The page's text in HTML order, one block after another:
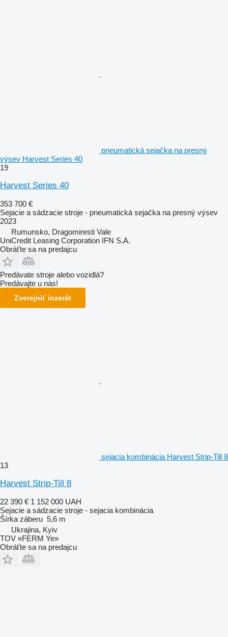
pneumatická sejačka na presný
výsev Harvest Series 40
19
Harvest Series 40
353 700 €
Sejacie a sádzacie stroje - pneumatická sejačka na presný výsev
2023
Rumunsko, Dragomiresti Vale
UniCredit Leasing Corporation IFN S.A.
Obráťte sa na predajcu
Predávate stroje alebo vozidlá?
Predávajte u nás!
Zverejniť inzerát
sejacia kombinácia Harvest Strip-Till 8
13
Harvest Strip-Till 8
22 390 € 1 152 000 UAH
Sejacie a sádzacie stroje - sejacia kombinácia
Šírka záberu 5,6 m
Ukrajina, Kyiv
TOV «FERM Ye»
Obráťte sa na predajcu